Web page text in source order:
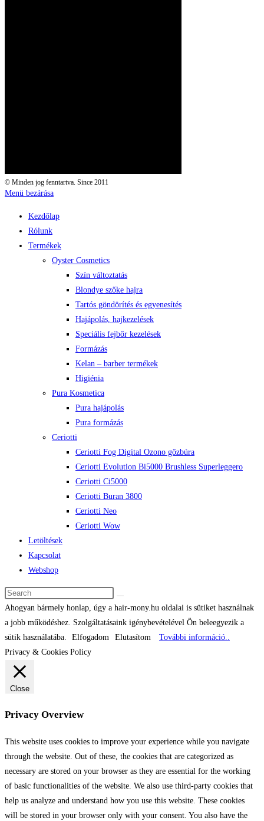
© Minden jog fenntartva. Since 2011
Menü bezárása
Kezdőlap
Rólunk
Termékek
Oyster Cosmetics
Szín változtatás
Blondye szőke hajra
Tartós göndörítés és egyenesítés
Hajápolás, hajkezelések
Speciális fejbőr kezelések
Formázás
Kelan – barber termékek
Higiénia
Pura Kosmetica
Pura hajápolás
Pura formázás
Ceriotti
Ceriotti Fog Digital Ozono gőzbúra
Ceriotti Evolution Bi5000 Brushless Superleggero
Ceriotti Ci5000
Ceriotti Buran 3800
Ceriotti Neo
Ceriotti Wow
Letöltések
Kapcsolat
Webshop
Ahogyan bármely honlap, úgy a hair-mony.hu oldalai is sütiket használnak
a jobb működéshez. Szolgáltatásaink igénybevételével Ön beleegyezik a
sütik használatába.
Elfogadom Elutasítom
További információ..
Privacy & Cookies Policy
Close
Privacy Overview
This website uses cookies to improve your experience while you navigate
through the website. Out of these, the cookies that are categorized as
necessary are stored on your browser as they are essential for the working
of basic functionalities of the website. We also use third-party cookies that
help us analyze and understand how you use this website. These cookies
will be stored in your browser only with your consent. You also have the